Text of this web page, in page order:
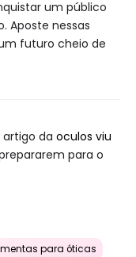
um público
Aposte nessas
futuro cheio de
da oculos viu
para o
para óticas